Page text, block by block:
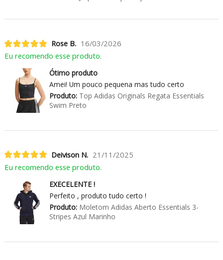
Rose B. 16/03/2026
Eu recomendo esse produto.
Ótimo produto
Amei! Um pouco pequena mas tudo certo
Produto:Top Adidas Originals Regata Essentials
Swim Preto
Deivison N. 21/11/2025
Eu recomendo esse produto.
EXECELENTE !
Perfeito , produto tudo certo !
Produto:Moletom Adidas Aberto Essentials 3-
Stripes Azul Marinho